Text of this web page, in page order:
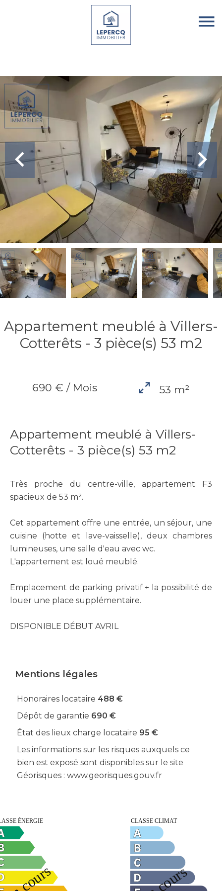
Appartement meublé à Villers-
Cotterêts - 3 pièce(s) 53 m2
690 € / Mois 53 m²
Appartement meublé à Villers-
Cotterêts - 3 pièce(s) 53 m2
Très proche du centre-ville, appartement F3
spacieux de 53 m².
Cet appartement offre une entrée, un séjour, une
cuisine (hotte et lave-vaisselle), deux chambres
lumineuses, une salle d'eau avec wc.
L'appartement est loué meublé.
Emplacement de parking privatif + la possibilité de
louer une place supplémentaire.
DISPONIBLE DÉBUT AVRIL
Mentions légales
Honoraires locataire 488 €
Dépôt de garantie 690 €
État des lieux charge locataire 95 €
Les informations sur les risques auxquels ce
bien est exposé sont disponibles sur le site
Géorisques : www.georisques.gouv.fr